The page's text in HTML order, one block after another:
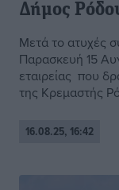
Δήμος
Μετά το ατυχές
Παρασκευή 15
εταιρείας που
της Κρεμαστής
16.08.25, 16:42